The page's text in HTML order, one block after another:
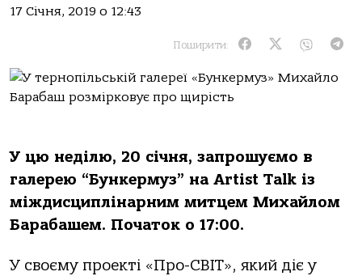
17 Січня, 2019 о 12:43
Поширити:
У цю неділю, 20 січня, запрошуємо в
галерею “Бункермуз” на Artist Talk із
міждисциплінарним митцем Михайлом
Барабашем. Початок о 17:00.
У своєму проекті «Про-СВІТ», який діє у